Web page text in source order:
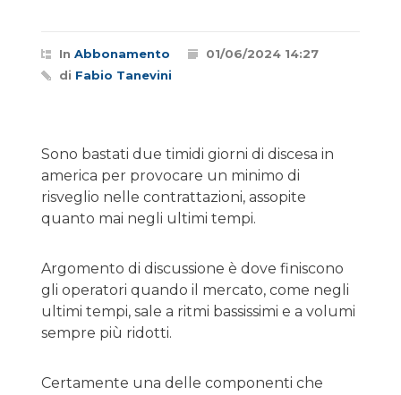
In Abbonamento
01/06/2024 14:27
di Fabio Tanevini
Sono bastati due timidi giorni di discesa in
america per provocare un minimo di
risveglio nelle contrattazioni, assopite
quanto mai negli ultimi tempi.
Argomento di discussione è dove finiscono
gli operatori quando il mercato, come negli
ultimi tempi, sale a ritmi bassissimi e a volumi
sempre più ridotti.
Certamente una delle componenti che